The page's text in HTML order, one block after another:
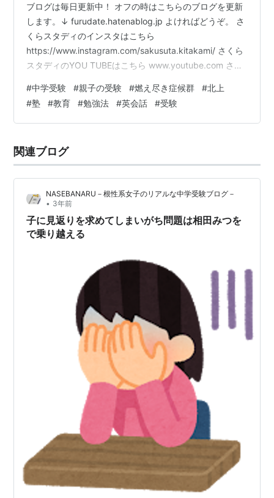
ブログは毎日更新中！ オフの時はこちらのブログを更新
します。↓ furudate.hatenablog.jp よければどうぞ。 さ
くらスタディのインスタはこちら
https://www.instagram.com/sakusuta.kitakami/ さくら
スタディのYOU TUBEはこちら www.youtube.com さく
https://store.line.me/stickershop/product/26628500/ja
さくらスタディのtiktokはこちら www.tiktok.com 「中学
受験をさせたほうがいいのか…？」 これは、毎年必ず…
#中学受験 #親子の受験 #燃え尽き症候群 #北上
#塾 #教育 #勉強法 #英会話 #受験
関連ブログ
NASEBANARU－根性系女子のリアルな中学受験ブログ－
• 3年前
子に見返りを求めてしまいがち問題は相田みつを
で乗り越える